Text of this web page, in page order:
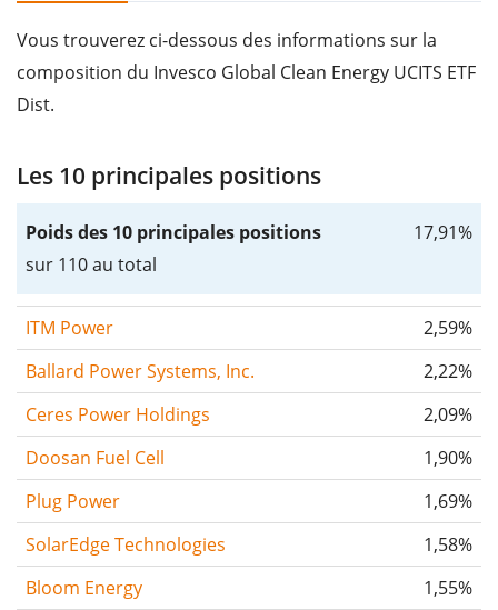
Vous trouverez ci-dessous des informations sur la
composition du Invesco Global Clean Energy UCITS ETF
Dist.
Les 10 principales positions
Poids des 10 principales positions
sur 110 au total
17,91%
ITM Power
2,59%
Ballard Power Systems, Inc.
2,22%
Ceres Power Holdings
2,09%
Doosan Fuel Cell
1,90%
Plug Power
1,69%
SolarEdge Technologies
1,58%
Bloom Energy
1,55%